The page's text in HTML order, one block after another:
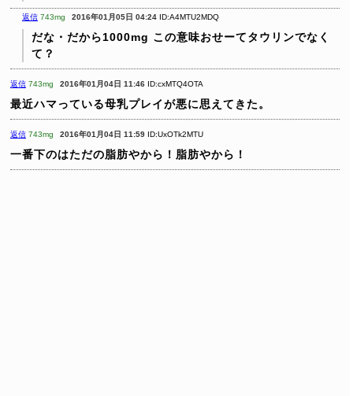
返信 743mg 2016年01月05日 04:24 ID:A4MTU2MDQ
だな・だから1000mg この意味おせーてタウリンでなく
て？
返信 743mg 2016年01月04日 11:46 ID:cxMTQ4OTA
最近ハマっている母乳プレイが悪に思えてきた。
返信 743mg 2016年01月04日 11:59 ID:UxOTk2MTU
一番下のはただの脂肪やから！脂肪やから！